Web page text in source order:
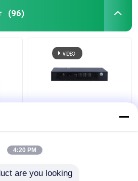
(96)
H
Schalter Huawei
CloudEngine S5731-L
4:20 PM
are you looking